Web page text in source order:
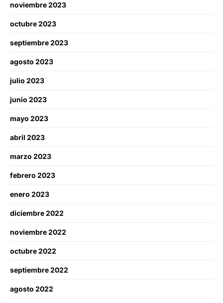
noviembre 2023
octubre 2023
septiembre 2023
agosto 2023
julio 2023
junio 2023
mayo 2023
abril 2023
marzo 2023
febrero 2023
enero 2023
diciembre 2022
noviembre 2022
octubre 2022
septiembre 2022
agosto 2022